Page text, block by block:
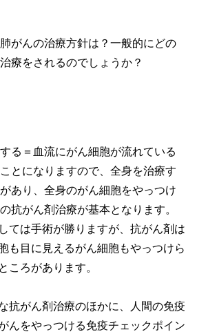
がんの治療方針は？一般的にどの
療をされるのでしょうか？
る＝血流にがん細胞が流れている
とになりますので、全身を治療す
あり、全身のがん細胞をやっつけ
抗がん剤治療が基本となります。
ては手術が勝りますが、抗がん剤は
も目に見えるがん細胞もやっつけら
ころがあります。
抗がん剤治療のほかに、人間の免疫
んをやっつける免疫チェックポイン